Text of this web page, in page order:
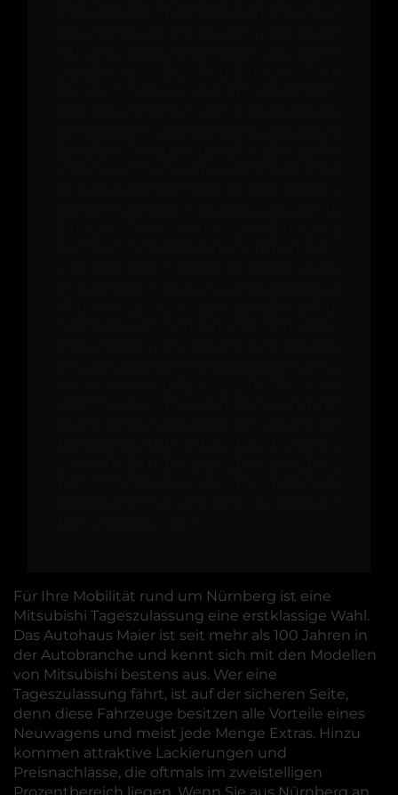
Für Ihre Mobilität rund um Nürnberg ist eine
Mitsubishi Tageszulassung eine erstklassige Wahl.
Das Autohaus Maier ist seit mehr als 100 Jahren in
der Autobranche und kennt sich mit den Modellen
von Mitsubishi bestens aus. Wer eine
Tageszulassung fährt, ist auf der sicheren Seite,
denn diese Fahrzeuge besitzen alle Vorteile eines
Neuwagens und meist jede Menge Extras. Hinzu
kommen attraktive Lackierungen und
Preisnachlässe, die oftmals im zweistelligen